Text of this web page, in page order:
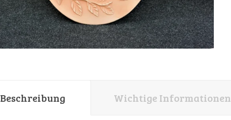
Beschreibung Wichtige Informationen